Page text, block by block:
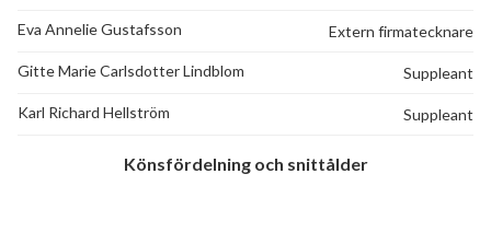
Eva Annelie Gustafsson Extern firmatecknare
Gitte Marie Carlsdotter Lindblom Suppleant
Karl Richard Hellström Suppleant
Könsfördelning och snittålder